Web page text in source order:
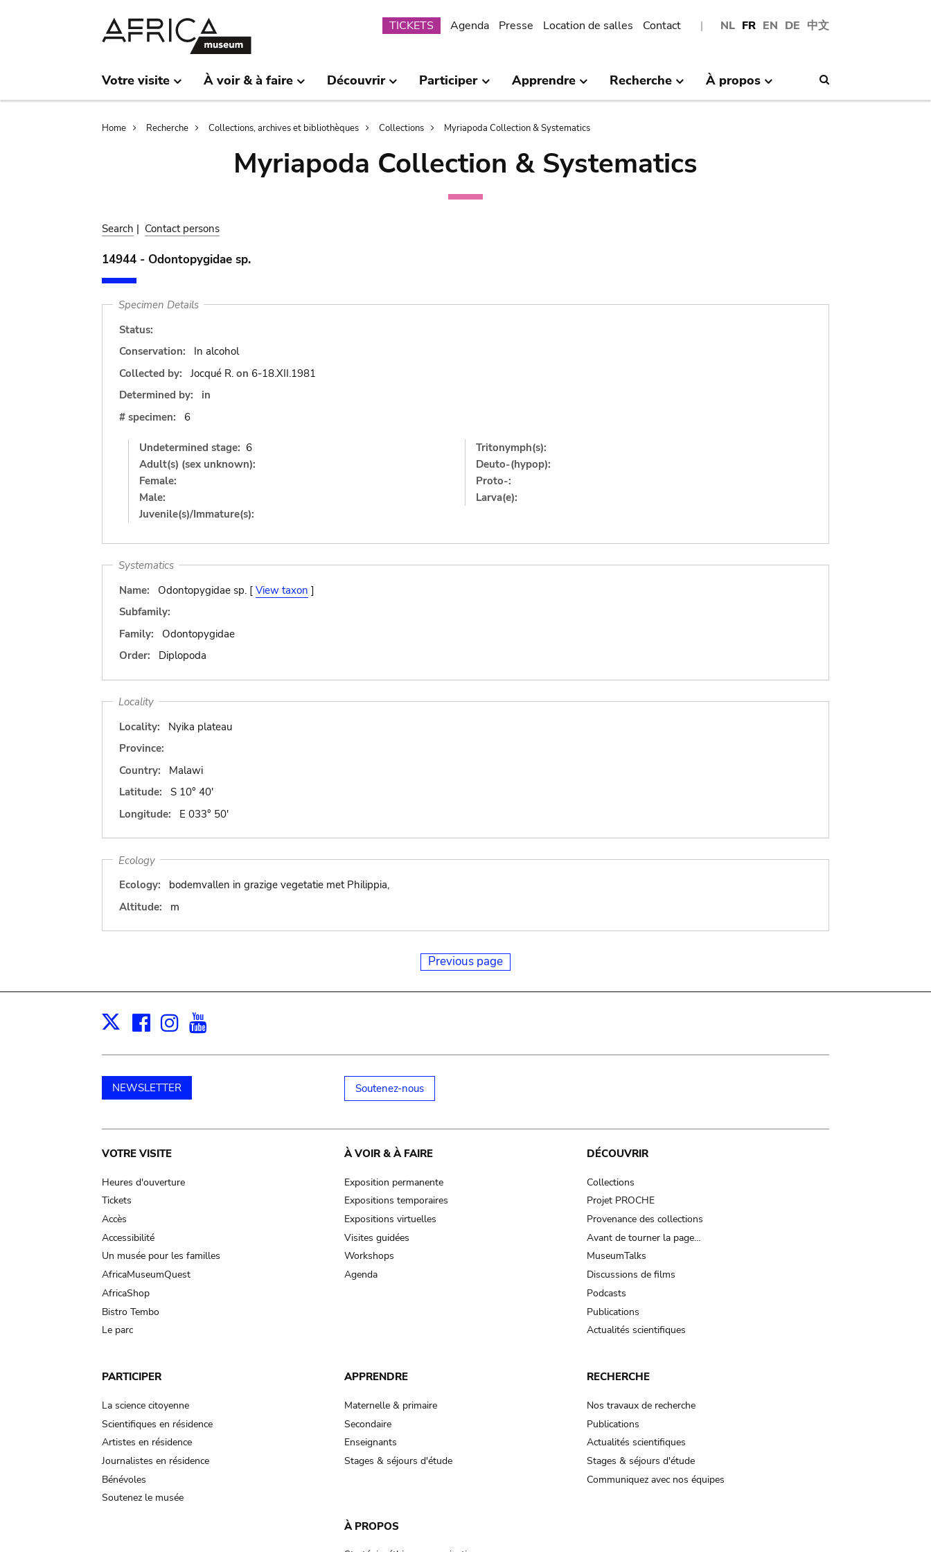
NL FR EN DE 中文
Submenu
TICKETS Agenda Presse Location de salles Contact
Votre visite À voir & à faire Découvrir Participer Apprendre Recherche À propos
Breadcrumb
Home Recherche Collections, archives et bibliothèques Collections Myriapoda Collection & Systematics
Myriapoda Collection & Systematics
Search | Contact persons
14944 - Odontopygidae sp.
Specimen Details
Status:
Conservation:
In alcohol
Collected by:
Jocqué R. on 6-18.XII.1981
Determined by:
in
# specimen:
6
Undetermined stage: 6
Adult(s) (sex unknown):
Female:
Male:
Juvenile(s)/Immature(s):
Tritonymph(s):
Deuto-(hypop):
Proto-:
Larva(e):
Systematics
Name:
Odontopygidae sp. [ View taxon ]
Subfamily:
Family:
Odontopygidae
Order:
Diplopoda
Locality
Locality:
Nyika plateau
Province:
Country:
Malawi
Latitude:
S 10° 40'
Longitude:
E 033° 50'
Ecology
Ecology:
bodemvallen in grazige vegetatie met Philippia,
Altitude:
m
Previous page
X Facebook
Instagram
NEWSLETTER Soutenez-nous
Main
navigation
VOTRE VISITE
Heures d'ouverture
Tickets
Accès
Accessibilité
Un musée pour les familles
AfricaMuseumQuest
AfricaShop
Bistro Tembo
Le parc
À VOIR & À FAIRE
Exposition permanente
Expositions temporaires
Expositions virtuelles
Visites guidées
Workshops
Agenda
DÉCOUVRIR
Collections
Projet PROCHE
Provenance des collections
Avant de tourner la page…
MuseumTalks
Discussions de films
Podcasts
Publications
Actualités scientifiques
PARTICIPER
La science citoyenne
Scientifiques en résidence
Artistes en résidence
Journalistes en résidence
Bénévoles
Soutenez le musée
APPRENDRE
Maternelle & primaire
Secondaire
Enseignants
Stages & séjours d'étude
RECHERCHE
Nos travaux de recherche
Publications
Actualités scientifiques
Stages & séjours d'étude
Communiquez avec nos équipes
À PROPOS